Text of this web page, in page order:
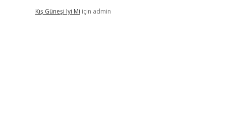
Kış Güneşi Iyi Mi için admin